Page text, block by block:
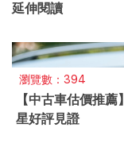
延伸閱讀
瀏覽數：394
【中古車估價推
星好評見證